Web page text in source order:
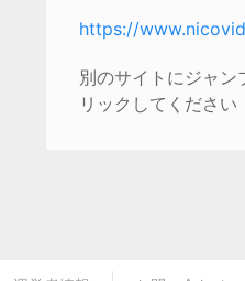
https://
別のサイトにジャ
リックしてください